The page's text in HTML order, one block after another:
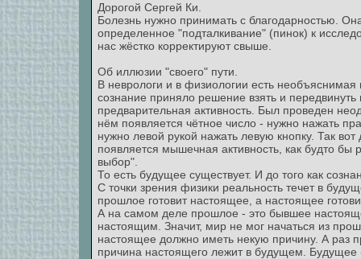
Дорогой Сергей Ки.
Болезнь нужно принимать с благодарностью.
определенное "подталкивание" (пинок) к
нас жёстко корректируют свыше.
Об иллюзии "своего" пути.
В неврологи и в физиологии есть
сознание приняло решение взять и
предварительная активность. Был проведен
нём появляется чётное число - нужно нажать
нужно левой рукой нажать левую кнопку. Так
появляется мышечная активность, как будто
выбор".
То есть будущее существует. И до того как
С точки зрения физики реальность течет в
прошлое готовит настоящее, а настоящее
А на самом деле прошлое - это бывшее
настоящим. Значит, мир не мог начаться из
настоящее должно иметь некую причину. А раз
причина настоящего лежит в будущем. Будущее